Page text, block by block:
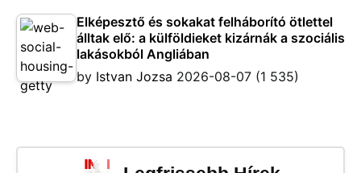
Elképesztő és sokakat felháborító ötlettel
álltak elő: a külföldieket kizárnák a szociális
lakásokból Angliában
by Istvan Jozsa 2026-08-07 (1 535)